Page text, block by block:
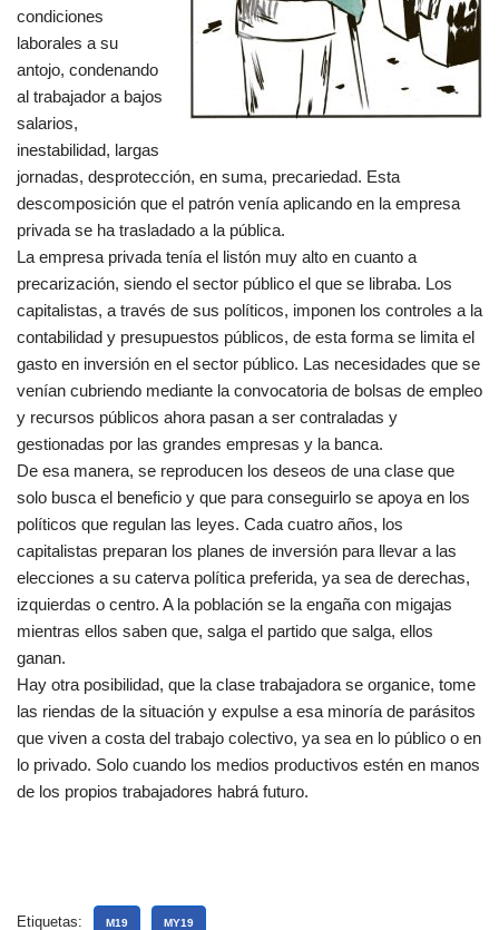
condiciones
laborales a su
antojo, condenando
al trabajador a bajos
salarios,
inestabilidad, largas
jornadas, desprotección, en suma, precariedad. Esta
descomposición que el patrón venía aplicando en la empresa
privada se ha trasladado a la pública.
La empresa privada tenía el listón muy alto en cuanto a
precarización, siendo el sector público el que se libraba. Los
capitalistas, a través de sus políticos, imponen los controles a la
contabilidad y presupuestos públicos, de esta forma se limita el
gasto en inversión en el sector público. Las necesidades que se
venían cubriendo mediante la convocatoria de bolsas de empleo
y recursos públicos ahora pasan a ser contraladas y
gestionadas por las grandes empresas y la banca.
De esa manera, se reproducen los deseos de una clase que
solo busca el beneficio y que para conseguirlo se apoya en los
políticos que regulan las leyes. Cada cuatro años, los
capitalistas preparan los planes de inversión para llevar a las
elecciones a su caterva política preferida, ya sea de derechas,
izquierdas o centro. A la población se la engaña con migajas
mientras ellos saben que, salga el partido que salga, ellos
ganan.
Hay otra posibilidad, que la clase trabajadora se organice, tome
las riendas de la situación y expulse a esa minoría de parásitos
que viven a costa del trabajo colectivo, ya sea en lo público o en
lo privado. Solo cuando los medios productivos estén en manos
de los propios trabajadores habrá futuro.
Etiquetas: M19 MY19